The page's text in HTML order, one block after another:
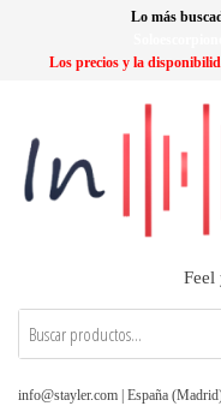
contenido
Lo más
Los precios y la
Feel
info@stayler.com | España